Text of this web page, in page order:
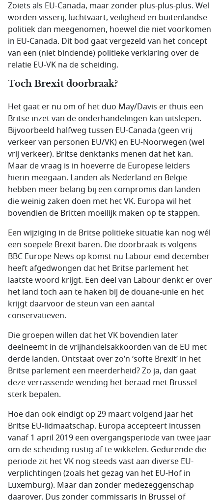
Zoiets als EU-Canada, maar zonder plus-plus-plus. Wel
worden visserij, luchtvaart, veiligheid en buitenlandse
politiek dan meegenomen, hoewel die niet voorkomen
in EU-Canada. Dit bod gaat vergezeld van het concept
van een (niet bindende) politieke verklaring over de
relatie EU-VK na de scheiding.
Toch Brexit doorbraak?
Het gaat er nu om of het duo May/Davis er thuis een
Britse inzet van de onderhandelingen kan uitslepen.
Bijvoorbeeld halfweg tussen EU-Canada (geen vrij
verkeer van personen EU/VK) en EU-Noorwegen (wel
vrij verkeer). Britse denktanks menen dat het kan.
Maar de vraag is in hoeverre de Europese leiders
hierin meegaan. Landen als Nederland en België
hebben meer belang bij een compromis dan landen
die weinig zaken doen met het VK. Europa wil het
bovendien de Britten moeilijk maken op te stappen.
Een wijziging in de Britse politieke situatie kan nog wél
een soepele Brexit baren. Die doorbraak is volgens
BBC Europe News op komst nu Labour eind december
heeft afgedwongen dat het Britse parlement het
laatste woord krijgt. Een deel van Labour denkt er over
het land toch aan te haken bij de douane-unie en het
krijgt daarvoor de steun van een aantal
conservatieven.
Die groepen willen dat het VK bovendien later
deelneemt in de vrijhandelsakkoorden van de EU met
derde landen. Ontstaat over zo’n ‘softe Brexit’ in het
Britse parlement een meerderheid? Zo ja, dan gaat
deze verrassende wending het beraad met Brussel
sterk bepalen.
Hoe dan ook eindigt op 29 maart volgend jaar het
Britse EU-lidmaatschap. Europa accepteert intussen
vanaf 1 april 2019 een overgangsperiode van twee jaar
om de scheiding rustig af te wikkelen. Gedurende die
periode zit het VK nog steeds vast aan diverse EU-
verplichtingen (zoals het gezag van het EU-Hof in
Luxemburg). Maar dan zonder medezeggenschap
daarover. Dus zonder commissaris in Brussel of